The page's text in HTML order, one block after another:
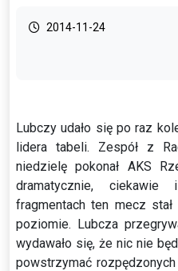
2014-11-24
Lubczy udało się po raz
lidera tabeli. Zespół z
niedzielę pokonał AKS
dramatycznie,
fragmentach ten mecz
poziomie. Lubcza
wydawało się, że nic nie
powstrzymać